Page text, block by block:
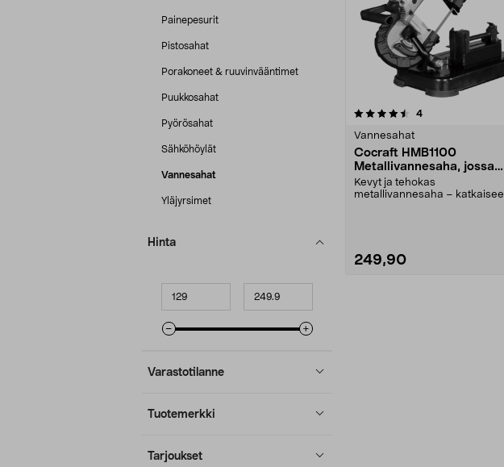
Painepesurit
Pistosahat
Porakoneet & ruuvinvääntimet
Puukkosahat
Pyörösahat
Sähköhöylät
Vannesahat
Yläjyrsimet
Hinta
Varastotilanne
Tuotemerkki
Tarjoukset
4arvostelut
Vannesahat
Cocraft HMB1100
Metallivannesaha, jossa
katkaisuteline, 1100 W
Kevyt ja tehokas
metallivannesaha – katkaisee
249,90
0.0 viidestä